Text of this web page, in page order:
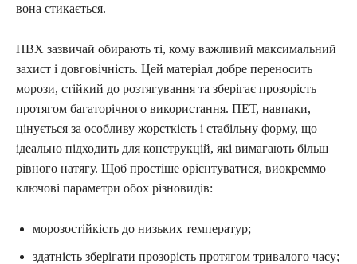
вона стикається.
ПВХ зазвичай обирають ті, кому важливий максимальний
захист і довговічність. Цей матеріал добре переносить
морози, стійкий до розтягування та зберігає прозорість
протягом багаторічного використання. ПЕТ, навпаки,
цінується за особливу жорсткість і стабільну форму, що
ідеально підходить для конструкцій, які вимагають більш
рівного натягу. Щоб простіше орієнтуватися, виокреммо
ключові параметри обох різновидів:
морозостійкість до низьких температур;
здатність зберігати прозорість протягом тривалого часу;